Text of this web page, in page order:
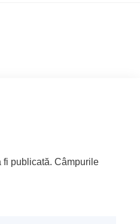
fi publicată. Câmpurile